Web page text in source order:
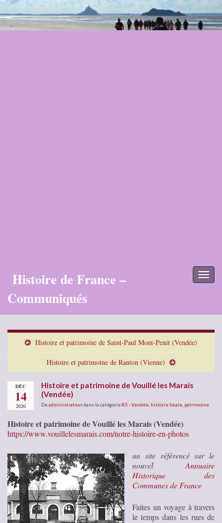
Histoire de France –
Communiqués
Histoire et patrimoine de Saint-Paul Mont-Penit (Vendée)
Histoire et patrimoine de Ranton (Vienne)
DÉC
14
2020
Histoire et patrimoine de Vouillé les Marais
(Vendée)
Deadministrateurdans la catégorie85 - Vendée histoire locale patrimoine
Histoire et patrimoine de Vouillé les Marais (Vendée)
https://www.vouillelesmarais.com/notre-histoire-en-photos
un site référencé sur le
nouvel Annuaire
Historique des
Communes de France
Faites un voyage à travers
le temps dans les rues de